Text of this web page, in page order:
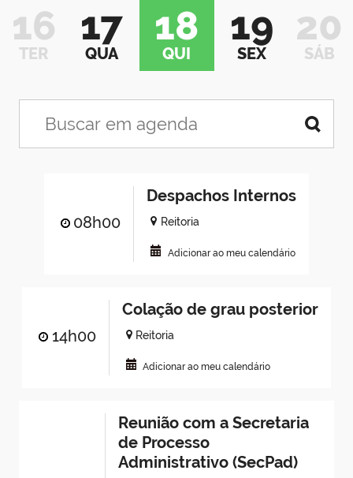
16
TER
17
QUA
18
QUI
19
SEX
20
SÁB
08h00
Despachos Internos
Reitoria
Adicionar ao meu calendário
14h00
Colação de grau posterior
Reitoria
Adicionar ao meu calendário
Reunião com a Secretaria
de Processo
Administrativo (SecPad)